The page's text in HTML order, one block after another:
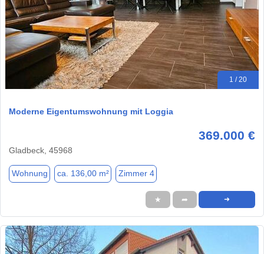
1 / 20
Moderne Eigentumswohnung mit Loggia
369.000 €
Gladbeck, 45968
Wohnung ca. 136,00 m² Zimmer 4
★ ➦ ➜